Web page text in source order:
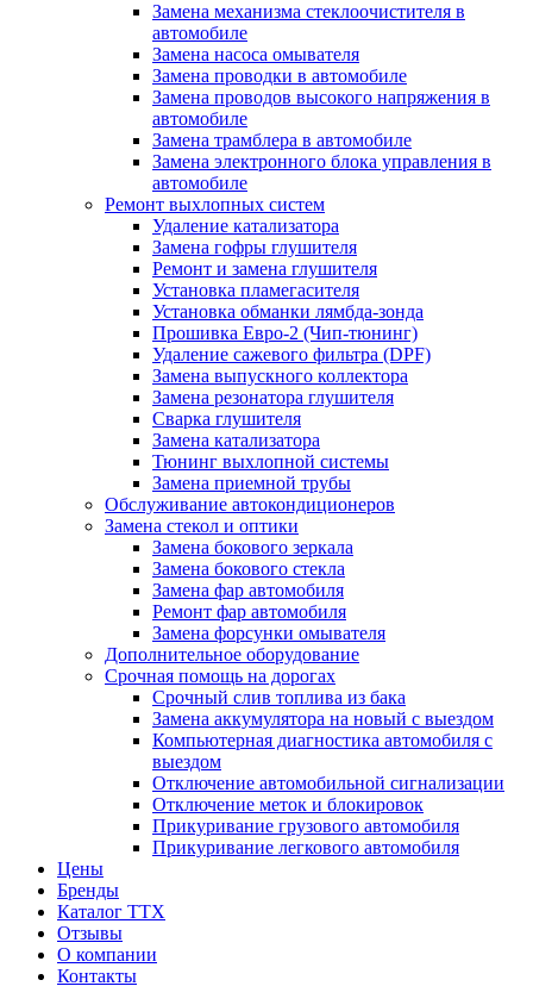
Замена механизма стеклоочистителя в
автомобиле
Замена насоса омывателя
Замена проводки в автомобиле
Замена проводов высокого напряжения в
автомобиле
Замена трамблера в автомобиле
Замена электронного блока управления в
автомобиле
Ремонт выхлопных систем
Удаление катализатора
Замена гофры глушителя
Ремонт и замена глушителя
Установка пламегасителя
Установка обманки лямбда-зонда
Прошивка Евро-2 (Чип-тюнинг)
Удаление сажевого фильтра (DPF)
Замена выпускного коллектора
Замена резонатора глушителя
Сварка глушителя
Замена катализатора
Тюнинг выхлопной системы
Замена приемной трубы
Обслуживание автокондиционеров
Замена стекол и оптики
Замена бокового зеркала
Замена бокового стекла
Замена фар автомобиля
Ремонт фар автомобиля
Замена форсунки омывателя
Дополнительное оборудование
Срочная помощь на дорогах
Срочный слив топлива из бака
Замена аккумулятора на новый с выездом
Компьютерная диагностика автомобиля с
выездом
Отключение автомобильной сигнализации
Отключение меток и блокировок
Прикуривание грузового автомобиля
Прикуривание легкового автомобиля
Цены
Бренды
Каталог ТТХ
Отзывы
О компании
Контакты